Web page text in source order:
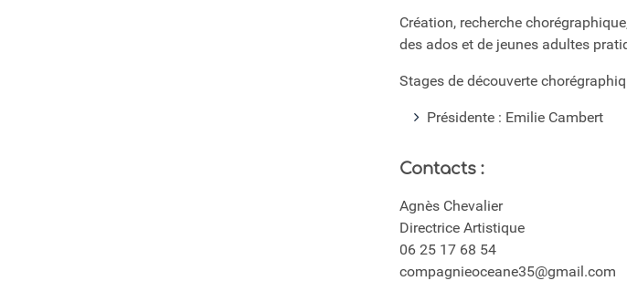
Création, recherche
des ados et de jeunes adultes
Stages de découverte
Présidente : Emilie Cambert
Contacts :
Agnès Chevalier
Directrice Artistique
06 25 17 68 54
compagnieoceane35@gmail.com